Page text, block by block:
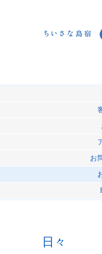
お
日々